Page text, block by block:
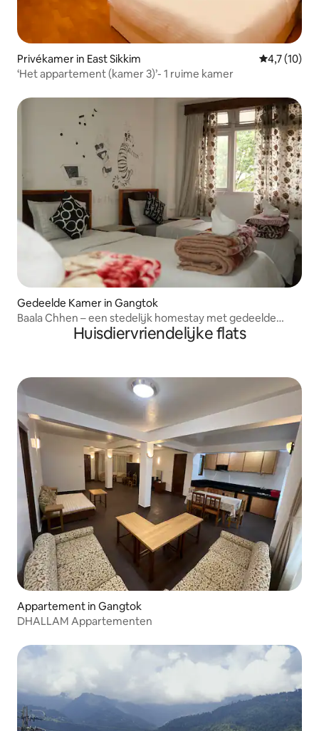
Privékamer in East Sikkim
4,7 (10)
‘Het appartement (kamer 3)’- 1 ruime kamer
Gedeelde Kamer in Gangtok
Baala Chhen – een stedelijk homestay met gedeelde
Huisdiervriendelijke flats
Appartement in Gangtok
DHALLAM Appartementen